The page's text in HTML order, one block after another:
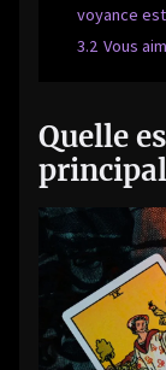
voyance
3.2 Vous
Quelle